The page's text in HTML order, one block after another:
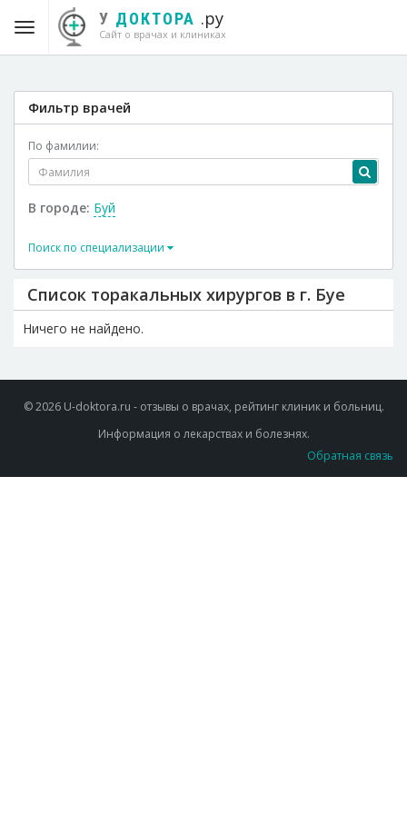
У ДОКТОРА .ру
Сайт о врачах и клиниках
Фильтр врачей
По фамилии:
В городе: Буй
Поиск по специализации
Список торакальных хирургов в г. Буе
Ничего не найдено.
© 2026 U-doktora.ru - отзывы о врачах, рейтинг клиник и больниц.
Информация о лекарствах и болезнях.
Обратная связь